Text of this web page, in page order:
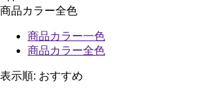
商品カラー全色
商品カラー一色
商品カラー全色
表示順: おすすめ